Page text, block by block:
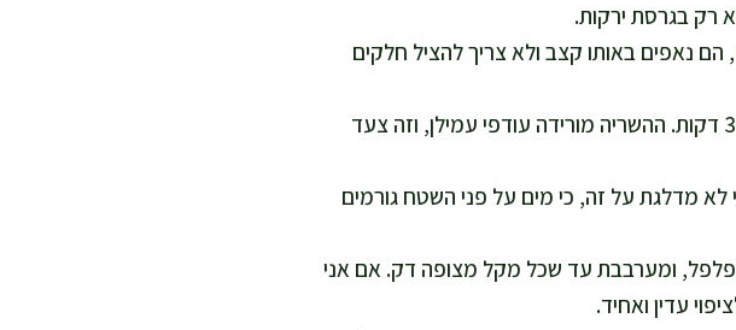
רק בגרסת ירקות.
כ-1 ס"מ. כשכולם דומים, הם נאפים באותו קצב ולא צריך להציל חלקים
אני משרה את המקלות בקערה גדולה עם מים קרים ל-20–30 דקות. ההשריה מורידה עודפי עמילן, וזה צעד
לא מדלגת על זה, כי מים על פני השטח גורמים
ומערבבת עד שכל מקל מצופה דק. אם אני
עדין ואחיד.